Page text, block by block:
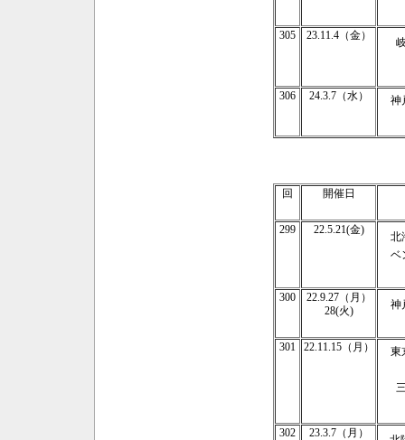
305 23.11.4（金）
306 24.3.7（水） 神
回 開催日
299 22.5.21(金)
北
ベ
300
22.9.27（月）
28(火)
神
301 22.11.15（月） 東
302 23.3.7（月）